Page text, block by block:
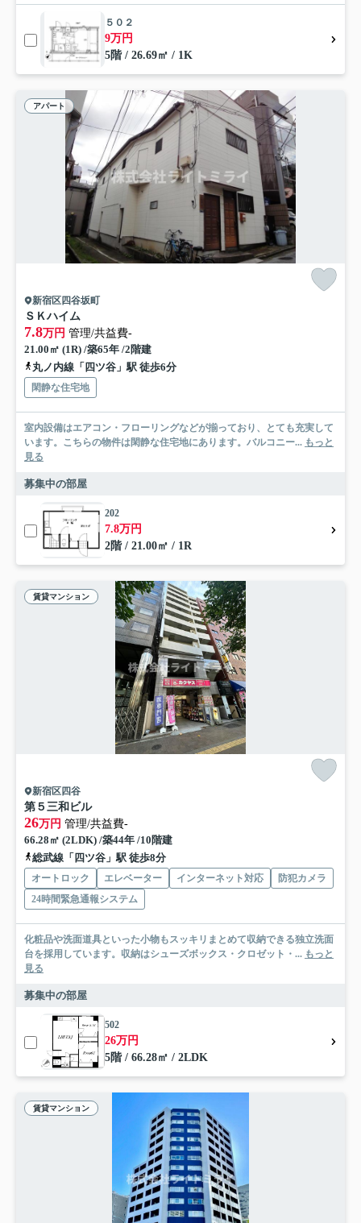
５０２
9万円
5階 / 26.69㎡ / 1K
アパート
新宿区四谷坂町
ＳＫハイム
7.8万円 管理/共益費-
21.00㎡ (1R) /築65年 /2階建
丸ノ内線「四ツ谷」駅 徒歩6分
閑静な住宅地
室内設備はエアコン・フローリングなどが揃っており、とても充実して
います。こちらの物件は閑静な住宅地にあります。バルコニー... もっと
見る
募集中の部屋
202
7.8万円
2階 / 21.00㎡ / 1R
賃貸マンション
新宿区四谷
第５三和ビル
26万円 管理/共益費-
66.28㎡ (2LDK) /築44年 /10階建
総武線「四ツ谷」駅 徒歩8分
オートロック エレベーター インターネット対応
防犯カメラ
24時間緊急通報システム
化粧品や洗面道具といった小物もスッキリまとめて収納できる独立洗面
台を採用しています。収納はシューズボックス・クロゼット・... もっと
見る
募集中の部屋
502
26万円
5階 / 66.28㎡ / 2LDK
賃貸マンション